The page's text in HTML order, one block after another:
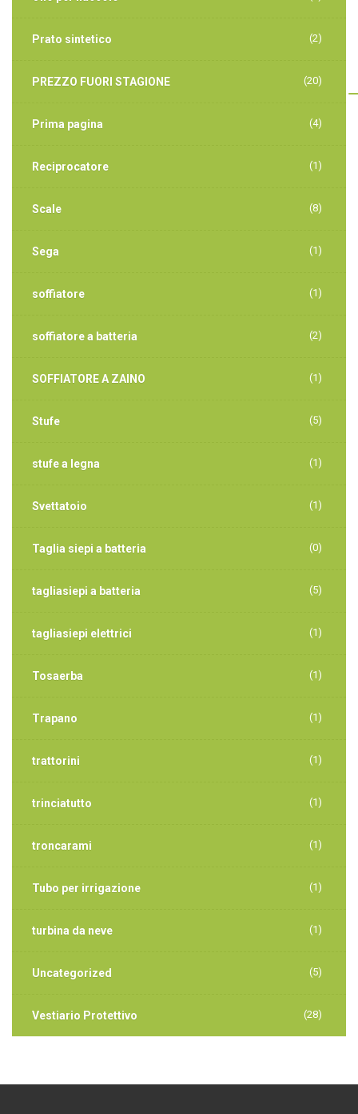
Prato sintetico (2)
PREZZO FUORI STAGIONE (20)
Prima pagina (4)
Reciprocatore (1)
Scale (8)
Sega (1)
soffiatore (1)
soffiatore a batteria (2)
SOFFIATORE A ZAINO (1)
Stufe (5)
stufe a legna (1)
Svettatoio (1)
Taglia siepi a batteria (0)
tagliasiepi a batteria (5)
tagliasiepi elettrici (1)
Tosaerba (1)
Trapano (1)
trattorini (1)
trinciatutto (1)
troncarami (1)
Tubo per irrigazione (1)
turbina da neve (1)
Uncategorized (5)
Vestiario Protettivo (28)